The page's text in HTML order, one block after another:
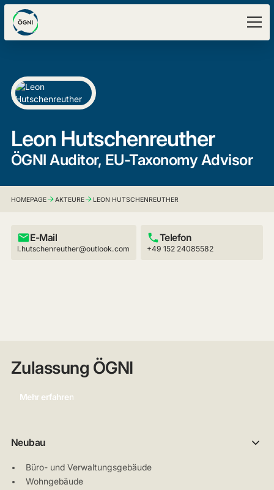
Leon Hutschenreuther
ÖGNI Auditor, EU-Taxonomy Advisor
HOMEPAGE AKTEURE LEON HUTSCHENREUTHER
E-Mail
l.hutschenreuther@outlook.com
Telefon
+49 152 24085582
Zulassung ÖGNI
Mehr erfahren
Neubau
Büro- und Verwaltungsgebäude
Wohngebäude